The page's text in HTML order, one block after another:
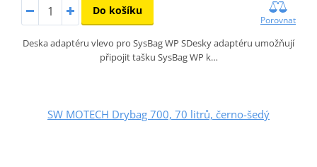
Do košíku
Porovnat
Deska adaptéru vlevo pro SysBag WP SDesky adaptéru umožňují
připojit tašku SysBag WP k…
SW MOTECH Drybag 700, 70 litrů, černo-šedý